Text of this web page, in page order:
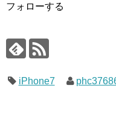
フォローする
iPhone7